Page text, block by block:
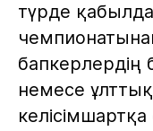
түрде
бапкерлердің
немесе